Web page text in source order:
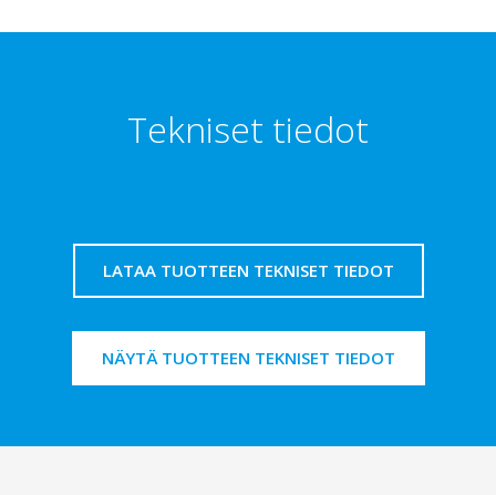
Tekniset tiedot
LATAA TUOTTEEN TEKNISET TIEDOT
NÄYTÄ TUOTTEEN TEKNISET TIEDOT